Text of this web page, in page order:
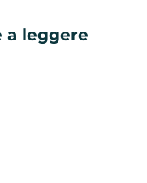
a leggere